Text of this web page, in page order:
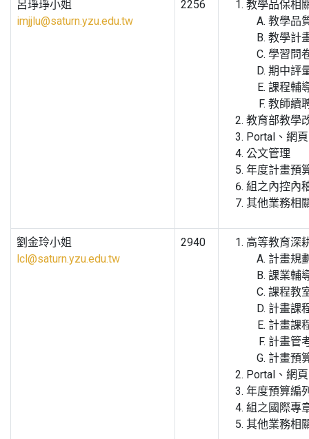
呂琤琤小姐
imjjlu@saturn.yzu.edu.tw
2256
教學品保相
教學品
教學計
學習問
期中評
課程輔
教師續
教育部教學
Portal、網
公文管理
年度計畫預
組之內控內
其他業務相
劉金玲小姐
lcl@saturn.yzu.edu.tw
2940
高等教育深
計畫規
課業輔
課程教
計畫課
計畫課
計畫管
計畫預
Portal、網
年度預算編
組之國際專
其他業務相